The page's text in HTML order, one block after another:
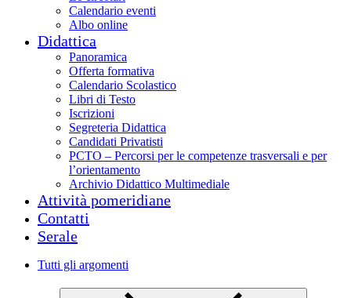
Calendario eventi
Albo online
Didattica
Panoramica
Offerta formativa
Calendario Scolastico
Libri di Testo
Iscrizioni
Segreteria Didattica
Candidati Privatisti
PCTO – Percorsi per le competenze trasversali e per
l’orientamento
Archivio Didattico Multimediale
Attività pomeridiane
Contatti
Serale
Tutti gli argomenti